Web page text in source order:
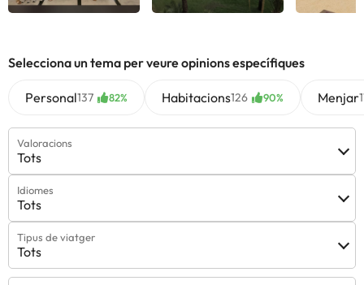
Selecciona un tema per veure opinions específiques
Personal137 82% Habitacions126 90% Menjar
Valoracions
Tots
Idiomes
Tots
Tipus de viatger
Tots